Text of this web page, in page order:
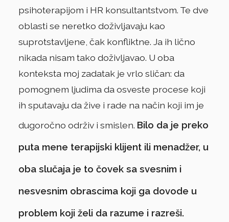
psihoterapijom i HR konsultantstvom. Te dve
oblasti se neretko doživljavaju kao
suprotstavljene, čak konfliktne. Ja ih lično
nikada nisam tako doživljavao. U oba
konteksta moj zadatak je vrlo sličan: da
pomognem ljudima da osveste procese koji
ih sputavaju da žive i rade na način koji im je
dugoročno održiv i smislen. Bilo da je preko
puta mene terapijski klijent ili menadžer, u
oba slučaja je to čovek sa svesnim i
nesvesnim obrascima koji ga dovode u
problem koji želi da razume i razreši.